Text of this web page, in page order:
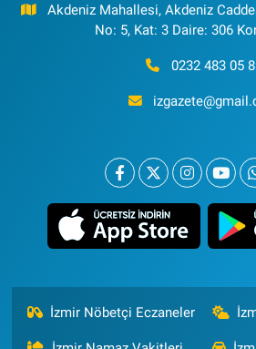
Akdeniz Mahallesi, Akdeniz
No: 5, Kat: 3 Daire: 306
0232 483 05
İzmir Nöbetçi Eczaneler